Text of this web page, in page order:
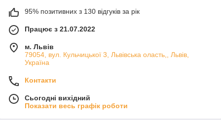
95% позитивних з 130 відгуків за рік
Працює з 21.07.2022
м. Львів
79054, вул. Кульчицької 3, Львівська оласть,, Львів,
Україна
Контакти
Сьогодні вихідний
Показати весь графік роботи